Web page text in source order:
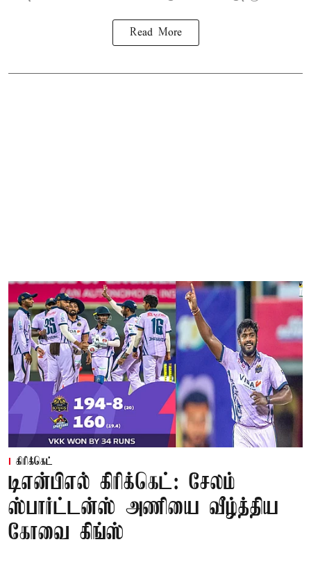
Read More
கிரிக்கெட்
டிஎன்பிஎல் கிரிக்கெட்: சேலம்
ஸ்பார்ட்டன்ஸ் அணியை வீழ்த்திய
கோவை கிங்ஸ்